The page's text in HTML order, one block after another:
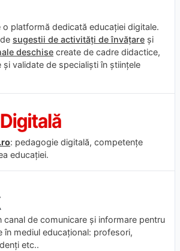
o platformă dedicată educației digitale.
de sugestii de activități de învățare și
deschise create de cadre didactice,
și validate de specialiști în științele
: pedagogie digitală, competențe
educației.
canal de comunicare și informare pentru
în mediul educațional: profesori,
etc..